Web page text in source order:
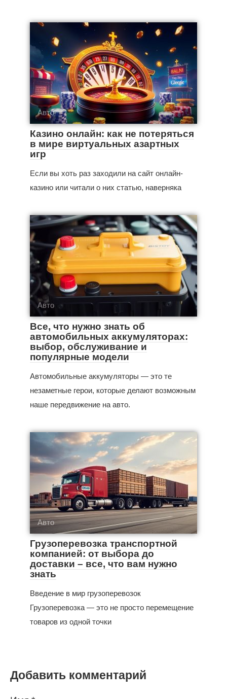
Авто
Казино онлайн: как не потеряться
в мире виртуальных азартных
игр
Если вы хоть раз заходили на сайт онлайн-
казино или читали о них статью, наверняка
Авто
Все, что нужно знать об
автомобильных аккумуляторах:
выбор, обслуживание и
популярные модели
Автомобильные аккумуляторы — это те
незаметные герои, которые делают возможным
наше передвижение на авто.
Авто
Грузоперевозка транспортной
компанией: от выбора до
доставки – все, что вам нужно
знать
Введение в мир грузоперевозок
Грузоперевозка — это не просто перемещение
товаров из одной точки
Добавить комментарий